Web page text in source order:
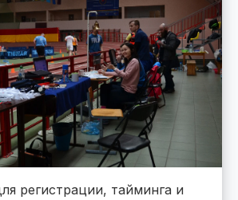
регистрации, тайминга и